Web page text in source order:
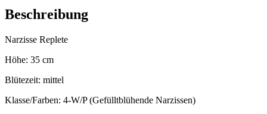
Beschreibung
Narzisse Replete
Höhe: 35 cm
Blütezeit: mittel
Klasse/Farben: 4-W/P (Gefülltblühende Narzissen)